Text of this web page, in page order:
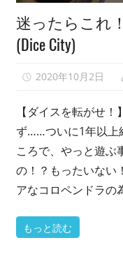
や
し
が
最
終
的
に
は
ー
迷ったらこれ
(Dice City)
2020年10月2日
【ダイスを転がせ
ず……ついに1年以上
ころで、やっと遊ぶ
の！？もったいない
アなコロペンドラの
もっと読む